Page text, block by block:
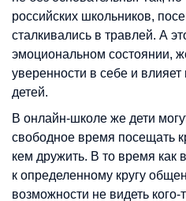
российских школьников,
сталкивались в травлей. А
эмоциональном состоянии,
уверенности в себе и
детей.
В онлайн-школе же дети
свободное время посещать
кем дружить. В то время как
к определенному кругу
возможности не видеть кого-